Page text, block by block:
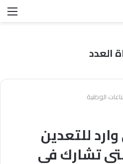
العدد
الوطنية
للتعدين
تشارك في